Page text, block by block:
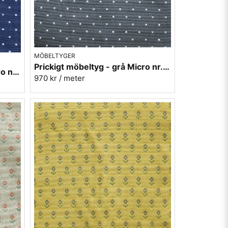
Prickigt möbeltyg blå-vit Micro nr.54
MÖBELTYGER
Prickigt möbeltyg - grå Micro nr.90
970 kr / meter